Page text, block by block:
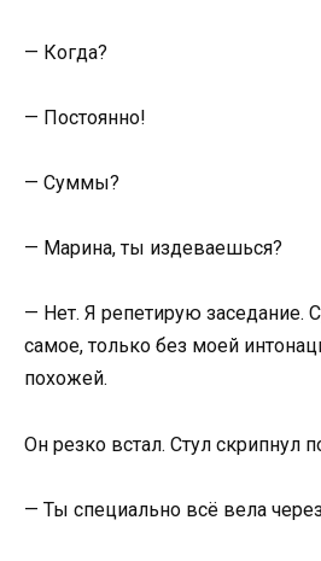
— Когда?
— Постоянно!
— Суммы?
— Марина, ты издеваешься?
— Нет. Я репетирую заседание.
самое, только без моей
похожей.
Он резко встал. Стул скрипнул
— Ты специально всё вела